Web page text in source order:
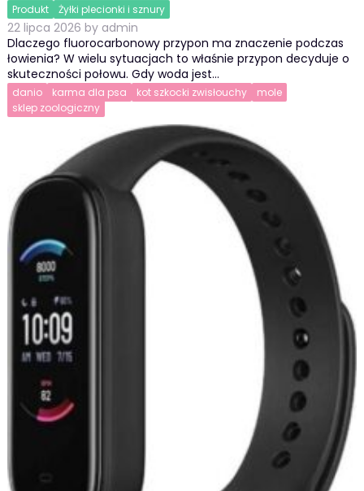
Produkt Żyłki plecionki i sznury
22 lipca 2026 by admin
Dlaczego fluorocarbonowy przypon ma znaczenie podczas
łowienia? W wielu sytuacjach to właśnie przypon decyduje o
skuteczności połowu. Gdy woda jest…
danio karma dla psa kot szkocki zwisłouchy
mole
sklep zoologiczny